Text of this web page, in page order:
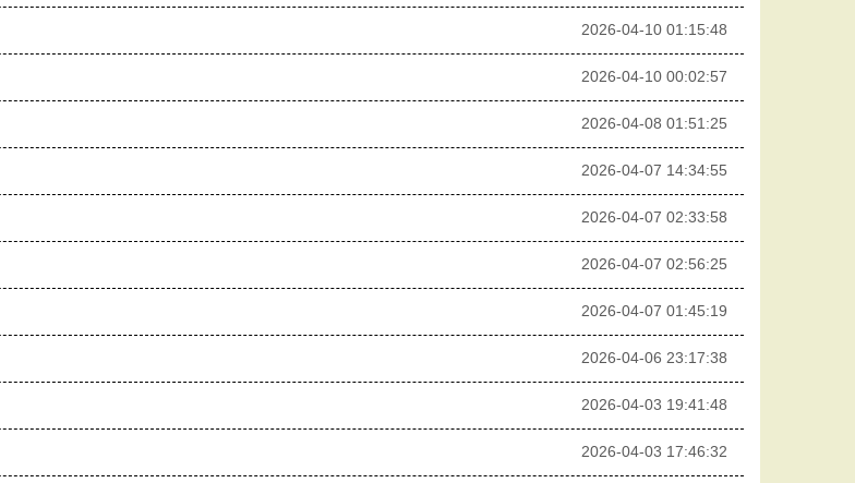
2026-04-10 01:15:48
2026-04-10 00:02:57
2026-04-08 01:51:25
2026-04-07 14:34:55
2026-04-07 02:33:58
2026-04-07 02:56:25
2026-04-07 01:45:19
2026-04-06 23:17:38
2026-04-03 19:41:48
2026-04-03 17:46:32